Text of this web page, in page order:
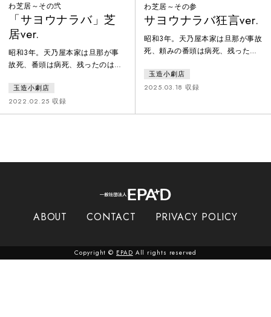
わ芝居～その弐
「サヨウナラバ」芝
居ver.
昭和3年。天乃屋本家は旦那が事
故死、番頭は病死、残ったのは跡
娘には婿の来手がなくこのままで
は本家がつぶれると、親戚一同困
っていた。せめて一代だけでも繋
は断れず、本家の旦那に就任して
として誕生した「わ芝居」シリー
ズ第二弾。
玉造小劇店
2022.02.25 収録
わ芝居～その参
サヨウナラバ狂言ver.
昭和3年。天乃屋本家は旦那が事故
死、頼みの番頭は病死、残ったの
のシズ一人。せめて一代だけでも
繋げれば、シズが死んだ後は分家
矢が立ったのが、分家の手代、伊
ら」まぁいいか。という日本人特
版・狂言v
玉造小劇店
2025.03.18 収録
ABOUT CONTACT PRIVACY POLICY
Copyright © EPAD All rights reserved